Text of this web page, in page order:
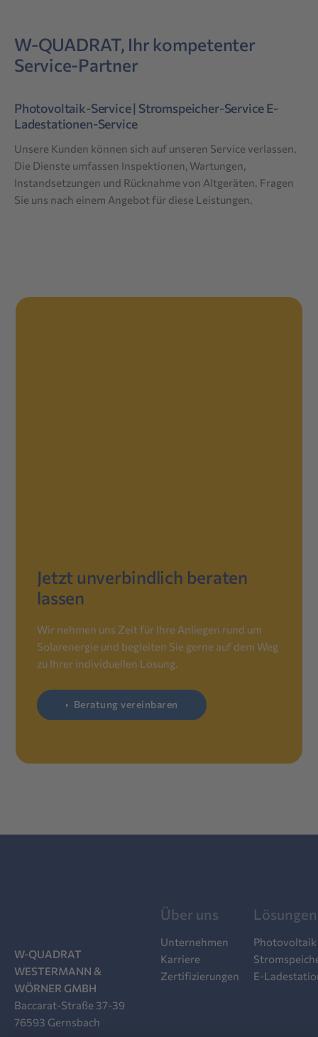
W-QUADRAT, Ihr kompetenter
Service-Partner
Photovoltaik-Service | Stromspeicher-ServiceE-
Ladestationen-Service
Unsere Kunden können sich auf unseren Service verlassen.
Die Dienste umfassen Inspektionen, Wartungen,
Instandsetzungen und Rücknahme von Altgeräten. Fragen
Sie uns nach einem Angebot für diese Leistungen.
Jetzt unverbindlich beraten
lassen
Wir nehmen uns Zeit für Ihre Anliegen rund um
Solarenergie und begleiten Sie gerne auf dem Weg
zu Ihrer individuellen Lösung.
Beratung vereinbaren
W-QUADRAT
WESTERMANN &
WÖRNER GMBH
Baccarat-Straße 37-39
76593 Gernsbach
Über uns
Unternehmen
Karriere
Zertifizierungen
Lösungen
Photovoltaik
E-